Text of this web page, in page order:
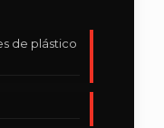
de plástico